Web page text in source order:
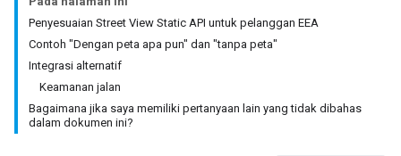
Penyesuaian Street View Static API untuk pelanggan EEA
Contoh "Dengan peta apa pun" dan "tanpa peta"
Integrasi alternatif
Keamanan jalan
Bagaimana jika saya memiliki pertanyaan lain yang tidak dibahas
dalam dokumen ini?